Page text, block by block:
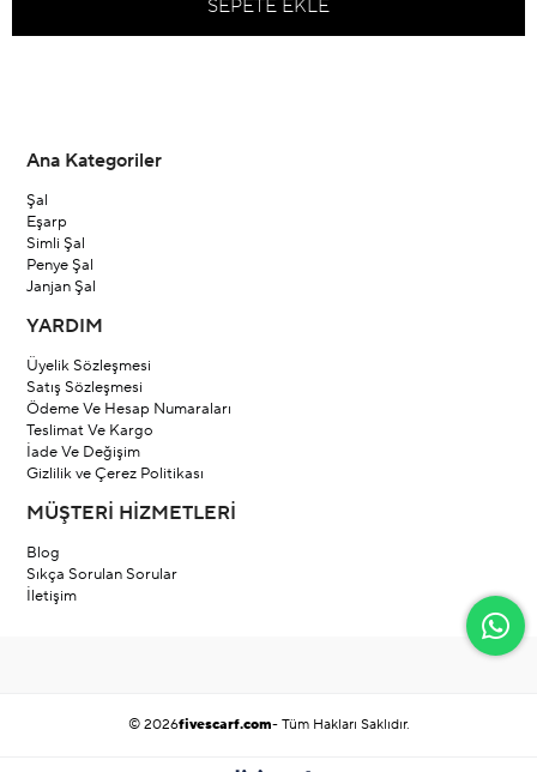
Ana Kategoriler
Şal
Eşarp
Simli Şal
Penye Şal
Janjan Şal
YARDIM
Üyelik Sözleşmesi
Satış Sözleşmesi
Ödeme Ve Hesap Numaraları
Teslimat Ve Kargo
İade Ve Değişim
Gizlilik ve Çerez Politikası
MÜŞTERİ HİZMETLERİ
Blog
Sıkça Sorulan Sorular
İletişim
© 2026fivescarf.com- Tüm Hakları Saklıdır.